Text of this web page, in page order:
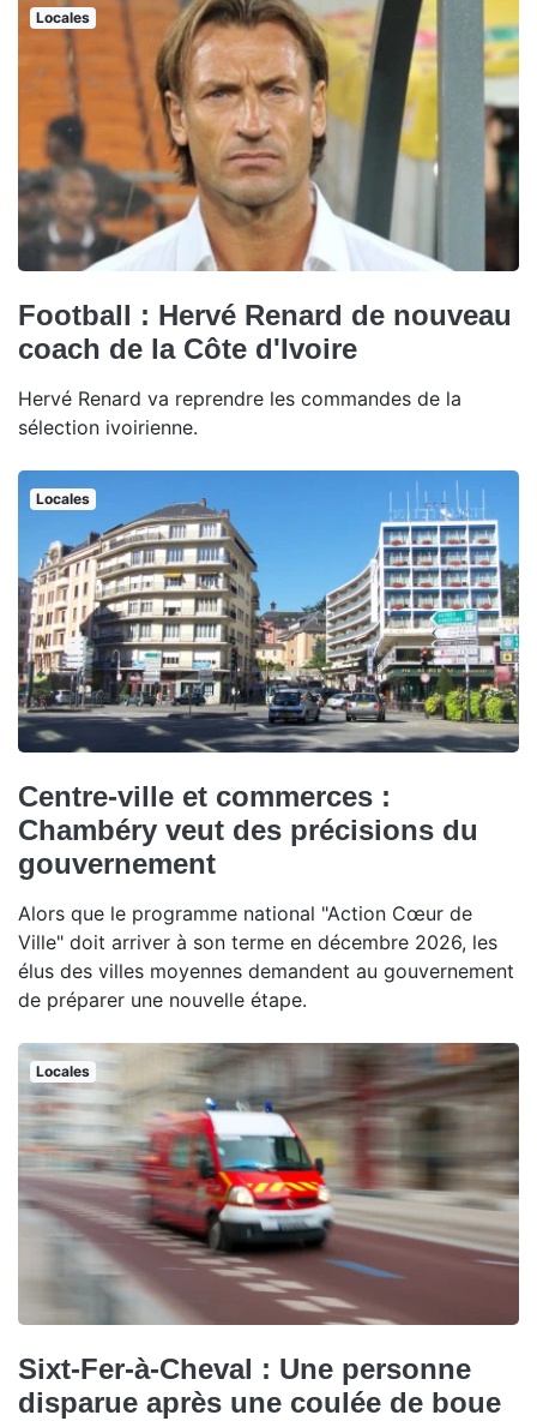
Locales
Football : Hervé Renard de nouveau
coach de la Côte d'Ivoire
Hervé Renard va reprendre les commandes de la
sélection ivoirienne.
Locales
Centre-ville et commerces :
Chambéry veut des précisions du
gouvernement
Alors que le programme national "Action Cœur de
Ville" doit arriver à son terme en décembre 2026, les
élus des villes moyennes demandent au gouvernement
de préparer une nouvelle étape.
Locales
Sixt-Fer-à-Cheval : Une personne
disparue après une coulée de boue